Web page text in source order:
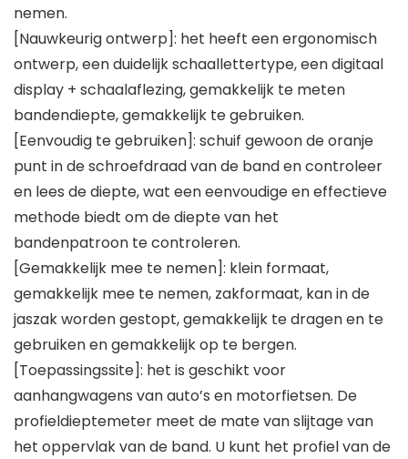
nemen.
[Nauwkeurig ontwerp]: het heeft een ergonomisch
ontwerp, een duidelijk schaallettertype, een digitaal
display + schaalaflezing, gemakkelijk te meten
bandendiepte, gemakkelijk te gebruiken.
[Eenvoudig te gebruiken]: schuif gewoon de oranje
punt in de schroefdraad van de band en controleer
en lees de diepte, wat een eenvoudige en effectieve
methode biedt om de diepte van het
bandenpatroon te controleren.
[Gemakkelijk mee te nemen]: klein formaat,
gemakkelijk mee te nemen, zakformaat, kan in de
jaszak worden gestopt, gemakkelijk te dragen en te
gebruiken en gemakkelijk op te bergen.
[Toepassingssite]: het is geschikt voor
aanhangwagens van auto’s en motorfietsen. De
profieldieptemeter meet de mate van slijtage van
het oppervlak van de band. U kunt het profiel van de